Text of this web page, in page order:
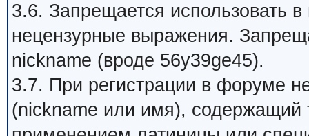
3.6. Запрещается использовать
нецензурные выражения.
nickname (вроде 56y39ge45).
3.7. При регистрации в форуме
(nickname или имя), содержащий